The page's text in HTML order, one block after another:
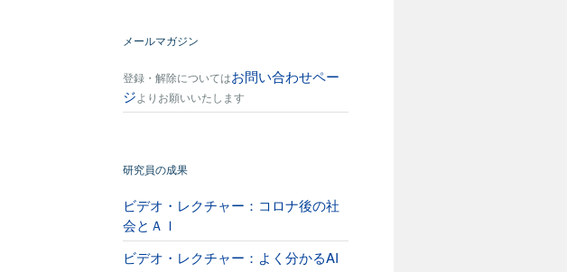
メールマガジン
登録・解除についてはお問い合わせペー
ジよりお願いいたします
研究員の成果
ビデオ・レクチャー：コロナ後の社
会とＡＩ
ビデオ・レクチャー：よく分かるAI